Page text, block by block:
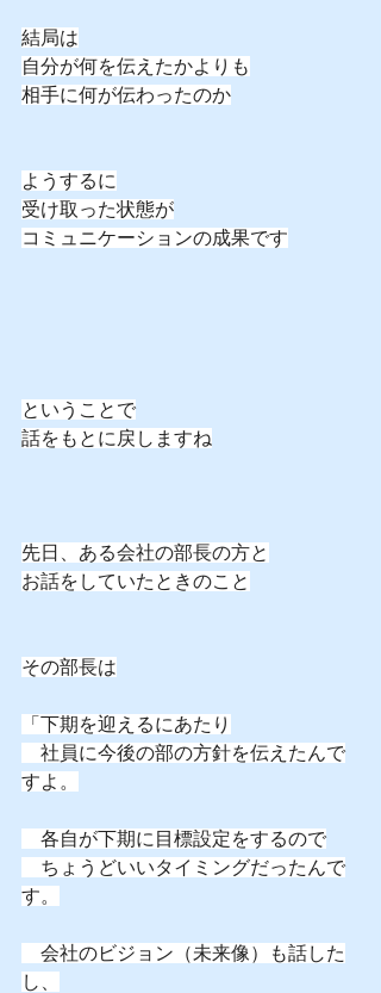
結局は
自分が何を伝えたかよりも
相手に何が伝わったのか
ようするに
受け取った状態が
コミュニケーションの成果です
ということで
話をもとに戻しますね
先日、ある会社の部長の方と
お話をしていたときのこと
その部長は
「下期を迎えるにあたり
社員に今後の部の方針を伝えたんで
すよ。
各自が下期に目標設定をするので
ちょうどいいタイミングだったんで
す。
会社のビジョン（未来像）も話した
し、